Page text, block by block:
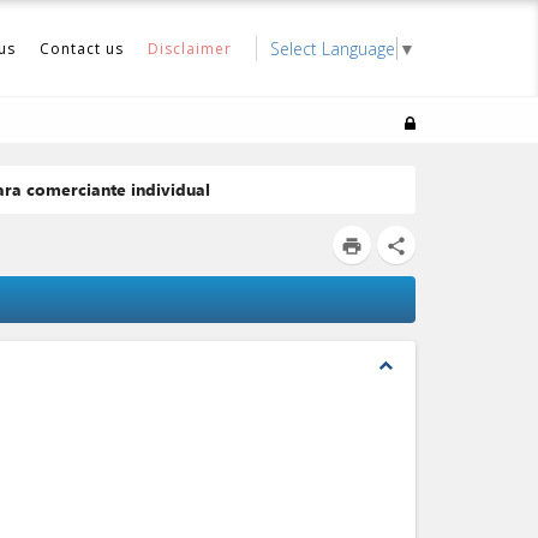
Contact us Disclaimer Select Language ▼
comerciante individual
print share
expand_less